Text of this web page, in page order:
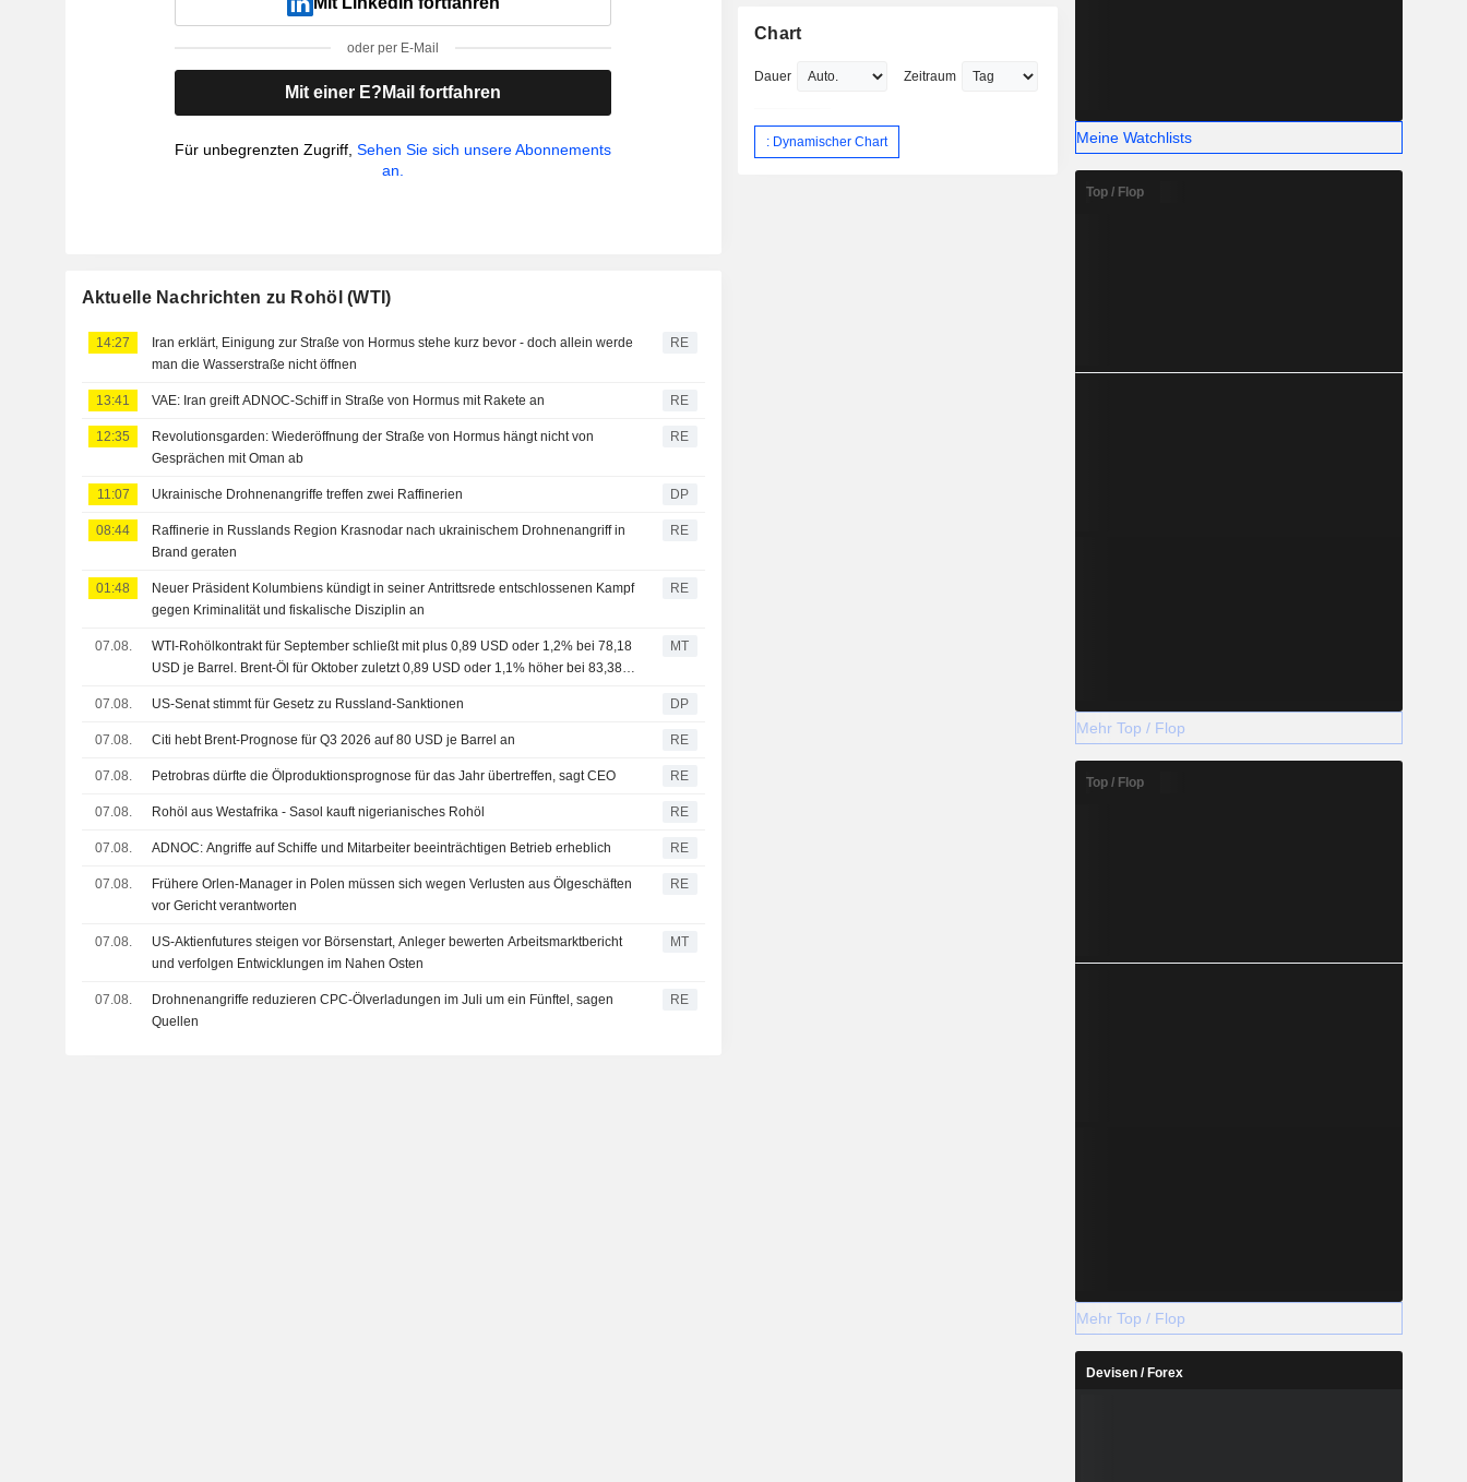
oder per E-Mail
Mit einer E?Mail fortfahren
Für unbegrenzten Zugriff,Sehen Sie sich unsere Abonnements
an.
Aktuelle Nachrichten zu Rohöl (WTI)
14:27
Iran erklärt, Einigung zur Straße von Hormus stehe kurz bevor - doch allein werde
man die Wasserstraße nicht öffnen
RE
13:41 VAE: Iran greift ADNOC-Schiff in Straße von Hormus mit Rakete an RE
12:35
Revolutionsgarden: Wiederöffnung der Straße von Hormus hängt nicht von
Gesprächen mit Oman ab
RE
11:07 Ukrainische Drohnenangriffe treffen zwei Raffinerien DP
08:44
Raffinerie in Russlands Region Krasnodar nach ukrainischem Drohnenangriff in
Brand geraten
RE
01:48
Neuer Präsident Kolumbiens kündigt in seiner Antrittsrede entschlossenen Kampf
gegen Kriminalität und fiskalische Disziplin an
RE
07.08.
WTI-Rohölkontrakt für September schließt mit plus 0,89 USD oder 1,2% bei 78,18
USD je Barrel. Brent-Öl für Oktober zuletzt 0,89 USD oder 1,1% höher bei 83,38
MT
07.08. US-Senat stimmt für Gesetz zu Russland-Sanktionen DP
07.08. Citi hebt Brent-Prognose für Q3 2026 auf 80 USD je Barrel an RE
07.08. Petrobras dürfte die Ölproduktionsprognose für das Jahr übertreffen, sagt CEO RE
07.08. Rohöl aus Westafrika - Sasol kauft nigerianisches Rohöl RE
07.08. ADNOC: Angriffe auf Schiffe und Mitarbeiter beeinträchtigen Betrieb erheblich RE
07.08.
Frühere Orlen-Manager in Polen müssen sich wegen Verlusten aus Ölgeschäften
vor Gericht verantworten
RE
07.08.
US-Aktienfutures steigen vor Börsenstart, Anleger bewerten Arbeitsmarktbericht
und verfolgen Entwicklungen im Nahen Osten
MT
07.08.
Drohnenangriffe reduzieren CPC-Ölverladungen im Juli um ein Fünftel, sagen
Quellen
RE
Chart
Dauer Zeitraum
: Dynamischer Chart Meine Watchlists
Top / Flop
Mehr Top / Flop
Top / Flop
Mehr Top / Flop
Devisen / Forex